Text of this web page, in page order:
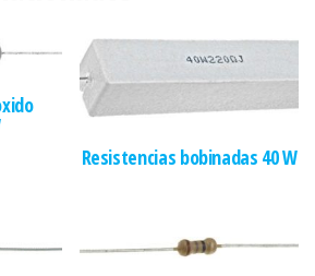
Resistencias bobinadas 40 W